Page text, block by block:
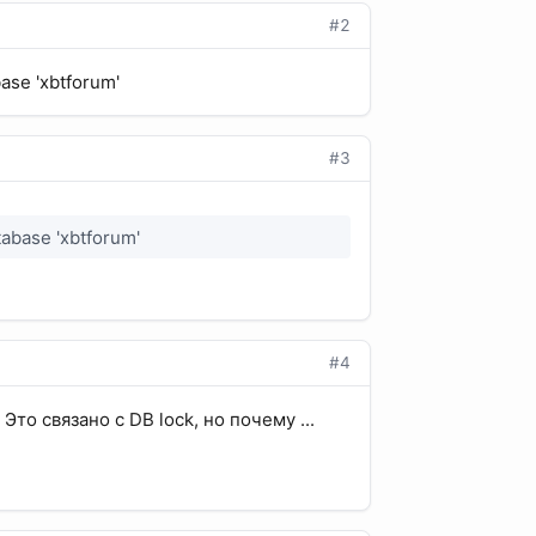
#2
'xbtforum'
#3
'xbtforum'
#4
связано с DB lock, но почему ...